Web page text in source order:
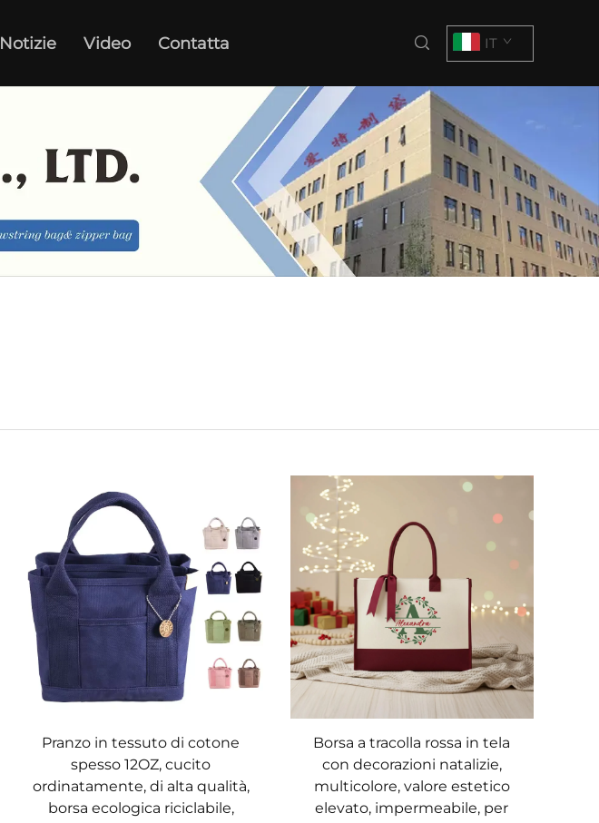
Notizie Video Contatta IT
Pranzo in tessuto di cotone
spesso 12OZ, cucito
ordinatamente, di alta qualità,
borsa ecologica riciclabile,
Borsa a tracolla rossa in tela
con decorazioni natalizie,
multicolore, valore estetico
elevato, impermeabile, per